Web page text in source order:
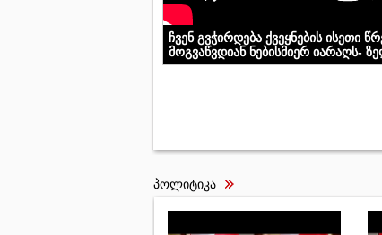
ჩვენ გვჭირდება ქვეყნების ისეთი
მოგვაწვდიან ნებისმიერ იარაღს-
პოლიტიკა